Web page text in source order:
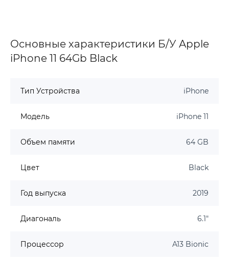
Основные характеристики Б/У Apple
iPhone 11 64Gb Black
Тип Устройства iPhone
Модель iPhone 11
Объем памяти 64 GB
Цвет Black
Год выпуска 2019
Диагональ 6.1"
Процессор A13 Bionic